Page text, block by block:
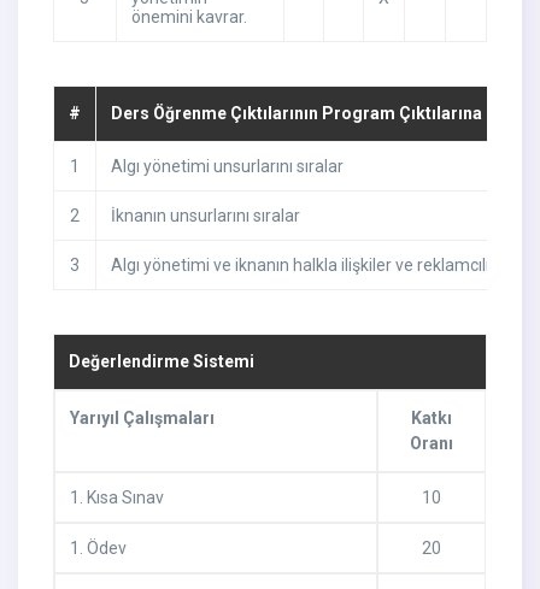
önemini kavrar.
# Ders Öğrenme Çıktılarının Program Çıktılarına Katkısı
1 Algı yönetimi unsurlarını sıralar
2 İknanın unsurlarını sıralar
3 Algı yönetimi ve iknanın halkla ilişkiler ve reklamcılık için
Değerlendirme Sistemi
Yarıyıl Çalışmaları
Katkı
Oranı
1 . Kısa Sınav 10
1 . Ödev 20